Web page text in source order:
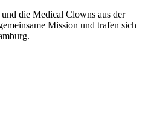
die Medical Clowns aus der
Mission und trafen sich